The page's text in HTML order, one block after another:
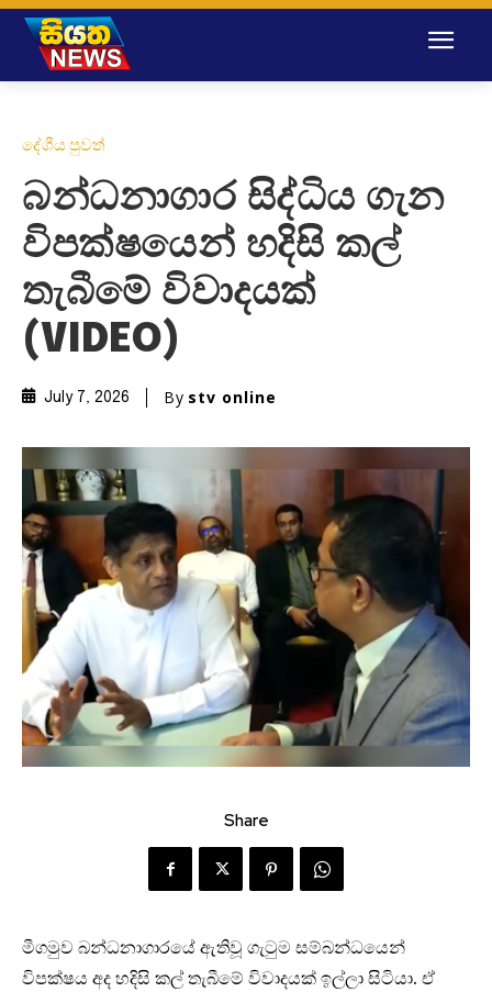
දේශීය පුවත්
බන්ධනාගාර සිද්ධිය ගැන
විපක්ෂයෙන් හදිසි කල්
තැබීමේ විවාදයක්
(VIDEO)
July 7, 2026 By stv online
Share
මීගමුව බන්ධනාගාරයේ ඇතිවූ ගැටුම සම්බන්ධයෙන්
විපක්ෂය අද හදිසි කල් තැබීමේ විවාදයක් ඉල්ලා සිටියා. ඒ